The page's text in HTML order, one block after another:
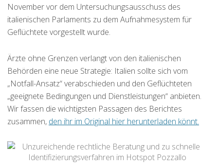
November vor dem Untersuchungsausschuss des
italienischen Parlaments zu dem Aufnahmesystem für
Geflüchtete vorgestellt wurde.
Ärzte ohne Grenzen verlangt von den italienischen
Behörden eine neue Strategie: Italien sollte sich vom
„Notfall-Ansatz“ verabschieden und den Geflüchteten
„geeignete Bedingungen und Dienstleistungen“ anbieten.
Wir fassen die wichtigsten Passagen des Berichtes
zusammen, den ihr im Original hier herunterladen könnt.